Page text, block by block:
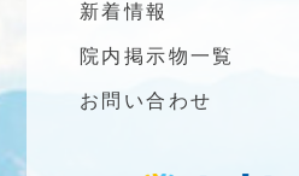
新着情報
院内掲示物一覧
お問い合わせ